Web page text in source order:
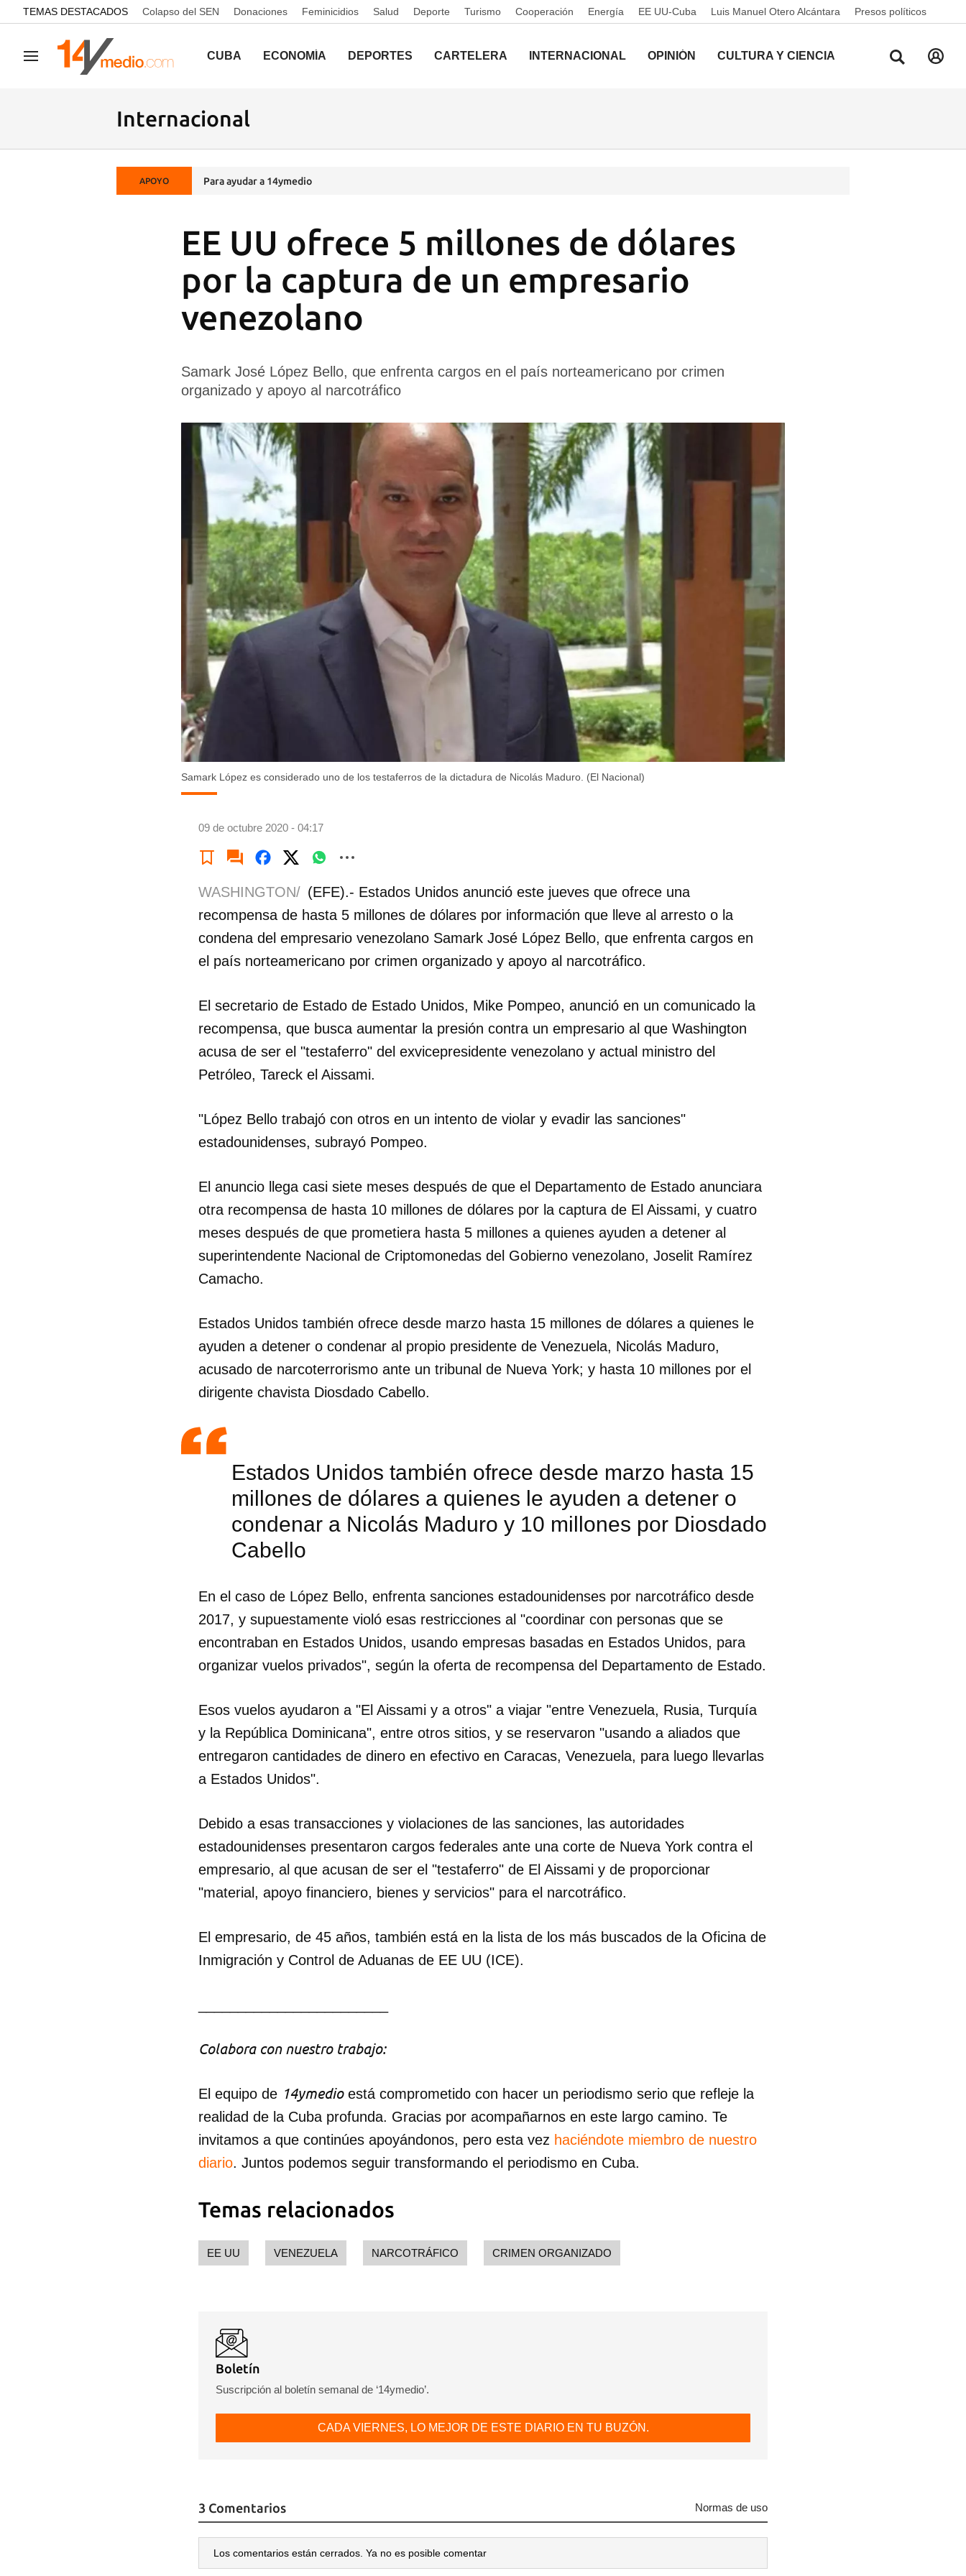
common.go-to-content
TEMAS DESTACADOS Colapso del SEN Donaciones Feminicidios Salud Deporte Turismo Cooperación Energía EE UU-Cuba Luis Manuel Otero Alcántara Presos políticos
Navegación CUBA ECONOMÍA DEPORTES CARTELERA INTERNACIONAL OPINIÓN CULTURA Y CIENCIA
Internacional
APOYO Para ayudar a 14ymedio
EE UU ofrece 5 millones de dólares
por la captura de un empresario
venezolano
Samark José López Bello, que enfrenta cargos en el país norteamericano por crimen
organizado y apoyo al narcotráfico
Samark López es considerado uno de los testaferros de la dictadura de Nicolás Maduro. (El Nacional)
09 de octubre 2020 - 04:17
Guardar como favorito
Para poder guardar como favorito, primero has de iniciar sesión con tu
cuenta de 14ymedio.
INICIAR SESIÓN CANCELAR
WASHINGTON/ (EFE).- Estados Unidos anunció este jueves que ofrece una
recompensa de hasta 5 millones de dólares por información que lleve al arresto o la
condena del empresario venezolano Samark José López Bello, que enfrenta cargos en
el país norteamericano por crimen organizado y apoyo al narcotráfico.
El secretario de Estado de Estado Unidos, Mike Pompeo, anunció en un comunicado la
recompensa, que busca aumentar la presión contra un empresario al que Washington
acusa de ser el "testaferro" del exvicepresidente venezolano y actual ministro del
Petróleo, Tareck el Aissami.
"López Bello trabajó con otros en un intento de violar y evadir las sanciones"
estadounidenses, subrayó Pompeo.
El anuncio llega casi siete meses después de que el Departamento de Estado anunciara
otra recompensa de hasta 10 millones de dólares por la captura de El Aissami, y cuatro
meses después de que prometiera hasta 5 millones a quienes ayuden a detener al
superintendente Nacional de Criptomonedas del Gobierno venezolano, Joselit Ramírez
Camacho.
Estados Unidos también ofrece desde marzo hasta 15 millones de dólares a quienes le
ayuden a detener o condenar al propio presidente de Venezuela, Nicolás Maduro,
acusado de narcoterrorismo ante un tribunal de Nueva York; y hasta 10 millones por el
dirigente chavista Diosdado Cabello.
Estados Unidos también ofrece desde marzo hasta 15
millones de dólares a quienes le ayuden a detener o
condenar a Nicolás Maduro y 10 millones por Diosdado
Cabello
En el caso de López Bello, enfrenta sanciones estadounidenses por narcotráfico desde
2017, y supuestamente violó esas restricciones al "coordinar con personas que se
encontraban en Estados Unidos, usando empresas basadas en Estados Unidos, para
organizar vuelos privados", según la oferta de recompensa del Departamento de Estado.
Esos vuelos ayudaron a "El Aissami y a otros" a viajar "entre Venezuela, Rusia, Turquía
y la República Dominicana", entre otros sitios, y se reservaron "usando a aliados que
entregaron cantidades de dinero en efectivo en Caracas, Venezuela, para luego llevarlas
a Estados Unidos".
Debido a esas transacciones y violaciones de las sanciones, las autoridades
estadounidenses presentaron cargos federales ante una corte de Nueva York contra el
empresario, al que acusan de ser el "testaferro" de El Aissami y de proporcionar
"material, apoyo financiero, bienes y servicios" para el narcotráfico.
El empresario, de 45 años, también está en la lista de los más buscados de la Oficina de
Inmigración y Control de Aduanas de EE UU (ICE).
Colabora con nuestro trabajo:
El equipo de 14ymedioestá comprometido con hacer un periodismo serio que refleje la
realidad de la Cuba profunda. Gracias por acompañarnos en este largo camino. Te
invitamos a que continúes apoyándonos, pero esta vez haciéndote miembro de nuestro
diario. Juntos podemos seguir transformando el periodismo en Cuba.
Temas relacionados
EE UU VENEZUELA NARCOTRÁFICO CRIMEN ORGANIZADO
Boletín
Suscripción al boletín semanal de ‘14ymedio’.
CADA VIERNES, LO MEJOR DE ESTE DIARIO EN TU BUZÓN.
3 Comentarios Normas de uso
Los comentarios están cerrados. Ya no es posible comentar